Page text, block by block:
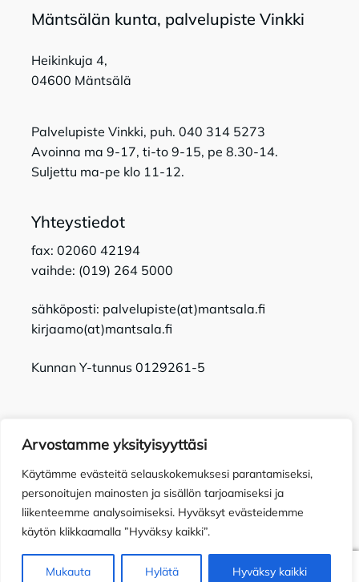
Arvostamme yksityisyyttäsi
Käytämme evästeitä selauskokemuksesi parantamiseksi,
personoitujen mainosten ja sisällön tarjoamiseksi ja
liikenteemme analysoimiseksi. Hyväksyt evästeidemme
käytön klikkaamalla ”Hyväksy kaikki”.
Mukauta Hylätä Hyväksy kaikki
Lukio
Mänt­sä­län kun­ta, pal­ve­lu­pis­te Vink­ki
Heikinkuja 4,
04600 Mäntsälä
Palvelupiste Vinkki, puh. 040 314 5273
Avoinna ma 9-17, ti-to 9-15, pe 8.30-14.
Suljettu ma-pe klo 11-12.
Yhteystiedot
fax: 02060 42194
vaihde: (019) 264 5000
sähköposti: palvelupiste(at)mantsala.fi
kirjaamo(at)mantsala.fi
Kunnan Y-tunnus 0129261-5
0
TietosuojaselosteToimitusehdotSaavutettavuusseloste